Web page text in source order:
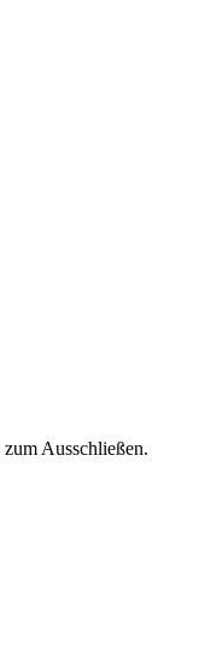
zum Ausschließen.